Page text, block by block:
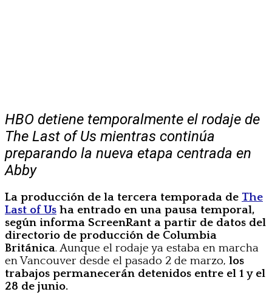
HBO detiene temporalmente el rodaje de
The Last of Us mientras continúa
preparando la nueva etapa centrada en
Abby
La producción de la tercera temporada de The
Last of Us ha entrado en una pausa temporal,
según informa ScreenRant a partir de datos del
directorio de producción de Columbia
Británica. Aunque el rodaje ya estaba en marcha
en Vancouver desde el pasado 2 de marzo, los
trabajos permanecerán detenidos entre el 1 y el
28 de junio.